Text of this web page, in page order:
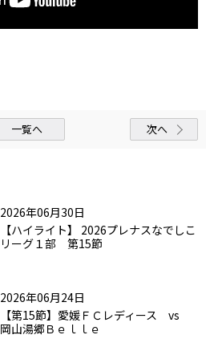
一覧へ 次へ
2026年06月30日
【ハイライト】 2026プレナスなでしこ
リーグ１部 第15節
2026年06月24日
【第15節】愛媛ＦＣレディース vs
岡山湯郷Ｂｅｌｌｅ